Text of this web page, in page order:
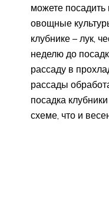
можете посадить
овощные
клубнике – лук,
неделю до
рассаду в
рассады
посадка
схеме, что и